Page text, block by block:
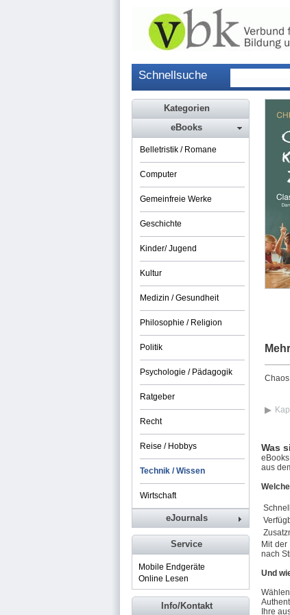
Schnellsuche
Was
aus
Mit
nach
Und
Ihre
Kategorien
eBooks
Belletristik / Romane
Computer
Gemeinfreie Werke
Geschichte
Kinder/ Jugend
Kultur
Medizin / Gesundheit
Philosophie / Religion
Politik
Psychologie / Pädagogik
Ratgeber
Recht
Reise / Hobbys
Technik / Wissen
Wirtschaft
eJournals
Service
Mobile Endgeräte
Online Lesen
Info/Kontakt